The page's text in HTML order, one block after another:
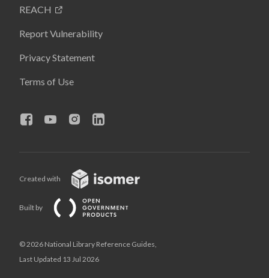
REACH
Report Vulnerability
Privacy Statement
Terms of Use
Created with
Built by
© 2026 National Library Reference Guides,
Last Updated 13 Jul 2026